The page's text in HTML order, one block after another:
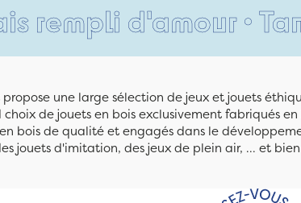
• Tant pis
une large sélection de jeux et jouets
de jouets en bois exclusivement fabriqués
bois de qualité et engagés dans le
jouets d'imitation, des jeux de plein air, ... et